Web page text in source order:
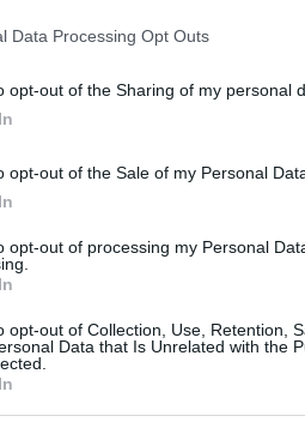
Data Processing Opt Outs
opt-out of the Sharing of my personal
opt-out of the Sale of my Personal
opt-out of processing my Personal
opt-out of Collection, Use, Retention,
Data that Is Unrelated with the
εγκρίνει τη διεξαγωγή
πότε ή υπό ποιες
Οι ΗΠΑ είχαν
τους στην
μία (έστω και
μπόρεσε να
Νετανιάχου τον Τραμπ.
αποτέλεσε την
προς τον